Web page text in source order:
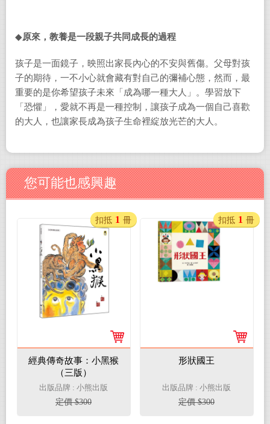
◆原來，教養是一段親子共同成長的過程
孩子是一面鏡子，映照出家長內心的不安與舊傷。父母對孩
子的期待，一不小心就會藏有對自己的彌補心態，然而，最
重要的是你希望孩子未來「成為哪一種大人」。學習放下
「恐懼」，愛就不再是一種控制，讓孩子成為一個自己喜歡
的大人，也讓家長成為孩子生命裡綻放光芒的大人。
您可能也感興趣
經典傳奇故事：小黑猴
（三版）
出版品牌 : 小熊出版
定價 $300
扣抵 1 冊
形狀國王
出版品牌 : 小熊出版
定價 $300
扣抵 1 冊